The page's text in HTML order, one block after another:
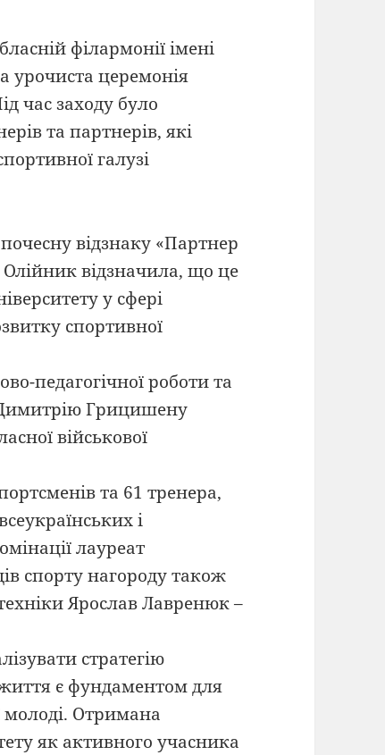
філармонії імені
урочиста церемонія
час заходу було
та партнерів, які
галузі
відзнаку «Партнер
відзначила, що це
у сфері
спортивної
педагогічної роботи та
Грицишену
військової
та 61 тренера,
і
лауреат
спорту нагороду також
Ярослав Лавренюк –
стратегію
життя є фундаментом для
Отримана
як активного учасника